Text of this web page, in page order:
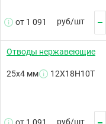
от 1 091 руб/шт
Отводы нержавеющие
25х4 мм 12Х18Н10Т
руб/шт